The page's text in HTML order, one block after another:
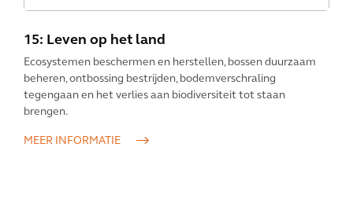
15: Leven op het land
Ecosystemen beschermen en herstellen, bossen duurzaam
beheren, ontbossing bestrijden, bodemverschraling
tegengaan en het verlies aan biodiversiteit tot staan
brengen.
MEER INFORMATIE